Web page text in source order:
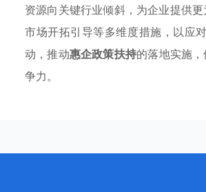
资源向关键行业倾斜，为企业提供
市场开拓引导等多维度措施，以应
动，推动惠企政策扶持的落地实施
争力。